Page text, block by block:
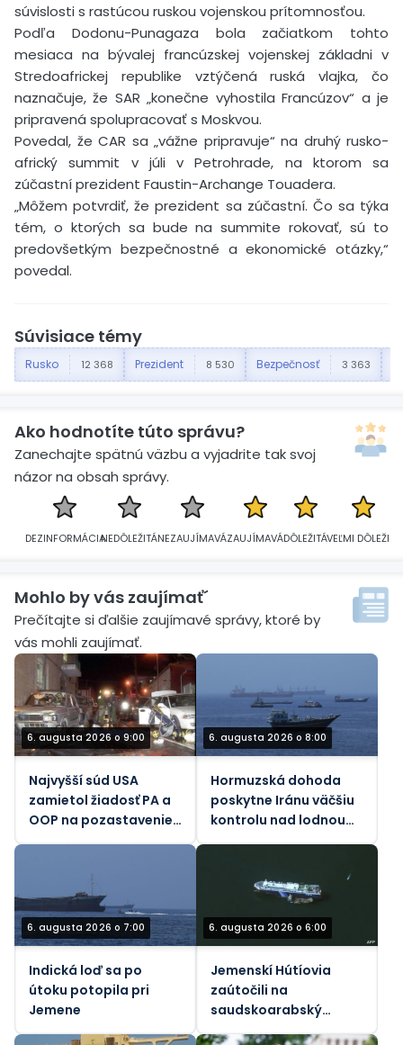
súvislosti s rastúcou ruskou vojenskou prítomnosťou.
Podľa Dodonu-Punagaza bola začiatkom tohto
mesiaca na bývalej francúzskej vojenskej základni v
Stredoafrickej republike vztýčená ruská vlajka, čo
naznačuje, že SAR „konečne vyhostila Francúzov“ a je
pripravená spolupracovať s Moskvou.
Povedal, že CAR sa „vážne pripravuje“ na druhý rusko-
africký summit v júli v Petrohrade, na ktorom sa
zúčastní prezident Faustin-Archange Touadera.
„Môžem potvrdiť, že prezident sa zúčastní. Čo sa týka
tém, o ktorých sa bude na summite rokovať, sú to
predovšetkým bezpečnostné a ekonomické otázky,“
povedal.
Súvisiace témy
Rusko 12 368 Prezident 8 530 Bezpečnosť 3 363
Ako hodnotíte túto správu?
Zanechajte spätnú väzbu a vyjadrite tak svoj
názor na obsah správy.
DEZINFORMÁCIANEDÔLEŽITÁNEZAUJÍMAVÁZAUJÍMAVÁDÔLEŽITÁVEĽMI DÔLEŽITÁ
Mohlo by vás zaujímať´
Prečítajte si ďalšie zaujímavé správy, ktoré by
vás mohli zaujímať.
6. augusta 2026 o 9:00
Najvyšší súd USA
zamietol žiadosť PA a
OOP na pozastavenie
amerických rodín
počas teroristických
útokov
6. augusta 2026 o 8:00
Hormuzská dohoda
poskytne Iránu väčšiu
kontrolu nad lodnou
6. augusta 2026 o 7:00
Indická loď sa po
útoku potopila pri
Jemene
6. augusta 2026 o 6:00
Jemenskí Hútíovia
zaútočili na
saudskoarabský
ropný tanker pri